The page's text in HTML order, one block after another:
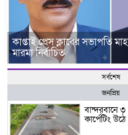
কাপ্তাই প্রেস ক্লাবের সভাপতি
মারমা নির্বাচিত
সর্বশেষ
জনপ্রিয়
বান্দরবানে
কার্পেটিং উঠে